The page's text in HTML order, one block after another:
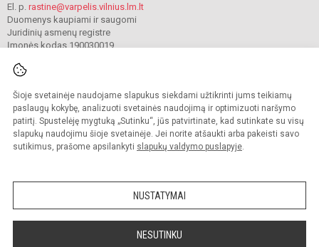
Šioje svetainėje naudojame slapukus siekdami užtikrinti jums teikiamų
paslaugų kokybę, analizuoti svetainės naudojimą ir optimizuoti naršymo
patirtį. Spustelėję mygtuką „Sutinku“, jūs patvirtinate, kad sutinkate su visų
slapukų naudojimu šioje svetainėje. Jei norite atšaukti arba pakeisti savo
sutikimus, prašome apsilankyti slapukų valdymo puslapyje.
NUSTATYMAI
NESUTINKU
El. p. rastine@varpelis.vilnius.lm.lt
Duomenys kaupiami ir saugomi
Juridinių asmenų registre
Įmonės kodas 190030019
© 2023. Vilniaus lopšelis-darželis „Varpelis“. Visos teisės saugomos.
Kopijuoti turinį be raštiško įstaigos administracijos sutikimo griežtai draudžiama.
Prieinamumo paraiška Slapukų valdymas
Sumanus būdas atnaujinti